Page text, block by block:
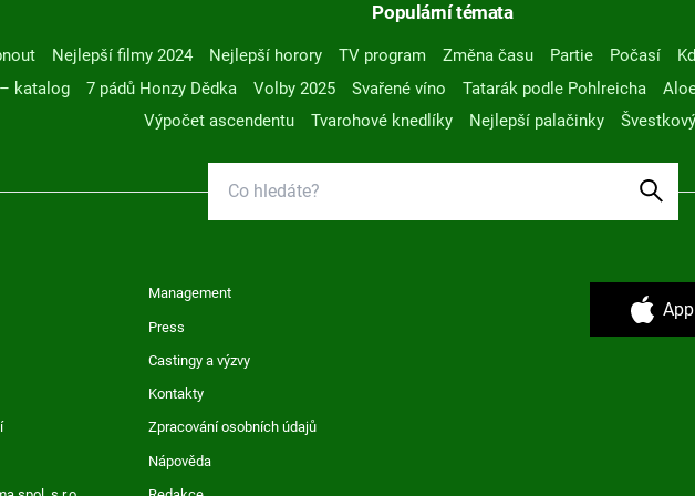
Populární témata
Nejlepší filmy 2024 Nejlepší horory TV program Změna času Partie Počasí
katalog
7 pádů Honzy Dědka Volby 2025 Svařené víno Tatarák podle Pohlreicha
Výpočet ascendentu
Tvarohové knedlíky Nejlepší palačinky
Management
Press
Castingy a výzvy
Kontakty
Zpracování osobních údajů
Nápověda